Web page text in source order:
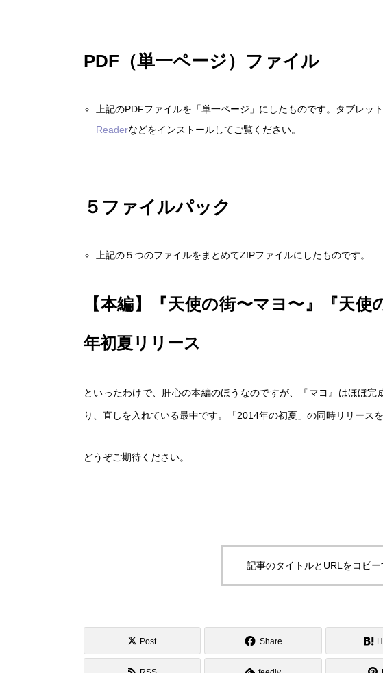
PDF（単一ページ）ファイル
上記のPDFファイルを「単一ページ」にしたものです。タブレッ
Readerなどをインストールしてご覧ください。
５ファイルパック
上記の５つのファイルをまとめてZIPファイルにしたものです。
【本編】『天使の街〜マヨ〜』『天
年初夏リリース
といったわけで、肝心の本編のほうなのですが、『マヨ』はほぼ
り、直しを入れている最中です。「2014年の初夏」の同時リリース
どうぞご期待ください。
記事のタイトルとURLをコピー
Post Share
天使の街